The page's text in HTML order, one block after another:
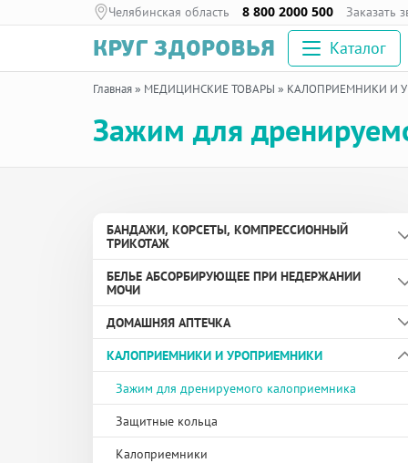
Челябинская область 8 800 2000 500 Заказать
Каталог
Главная» МЕДИЦИНСКИЕ ТОВАРЫ » КАЛОПРИЕМНИКИ И
Зажим для
БАНДАЖИ, КОРСЕТЫ, КОМПРЕССИОННЫЙ
ТРИКОТАЖ
Бандаж дородовой
Бандаж противогрыжевой
Бандаж с аппликаторами биомагнитными
медицинскими
Бандаж согревающий
Бандаж шейный
Бандажи на ногу
БЕЛЬЕ АБСОРБИРУЮЩЕЕ ПРИ НЕДЕРЖАНИИ
МОЧИ
Вкладыши урологические
Пелёнки
Подгузники и подгузники-трусы для взрослых
Подгузники и подгузники-трусы для детей
Прокладки урологические
ДОМАШНЯЯ АПТЕЧКА
Здоровье глаз
Здоровье ног и суставов
Здоровье носа, горла и ротовой полости
Первая помощь
КАЛОПРИЕМНИКИ И УРОПРИЕМНИКИ
Зажим для дренируемого калоприемника
Защитные кольца
Калоприемники